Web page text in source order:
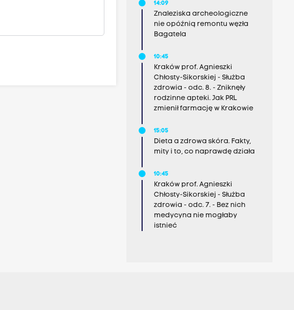
14:09
Znaleziska archeologiczne
nie opóźnią remontu węzła
Bagatela
10:45
Kraków prof. Agnieszki
Chłosty-Sikorskiej - Służba
zdrowia - odc. 8. - Zniknęły
rodzinne apteki. Jak PRL
zmienił farmację w Krakowie
15:05
Dieta a zdrowa skóra. Fakty,
mity i to, co naprawdę działa
10:45
Kraków prof. Agnieszki
Chłosty-Sikorskiej - Służba
zdrowia - odc. 7. - Bez nich
medycyna nie mogłaby
istnieć